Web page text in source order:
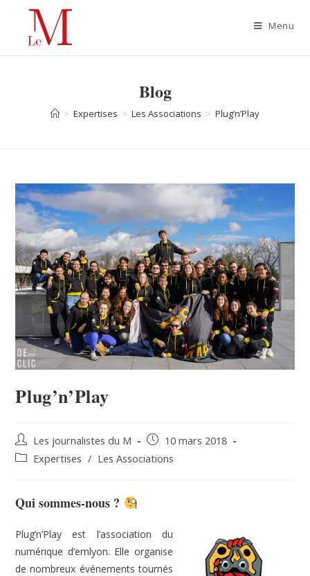
Menu
Blog
> Expertises > Les Associations > Plug’n’Play
Plug’n’Play
Les journalistes du M
10 mars 2018
Expertises / Les Associations
Qui sommes-nous ?
Plug’n’Play est l’association du
numérique d’emlyon. Elle organise
de nombreux événements tournés